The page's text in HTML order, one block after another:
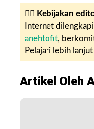
✍🏼 Kebijakan
Internet
anehtofit,
Pelajari lebih
Artikel Oleh